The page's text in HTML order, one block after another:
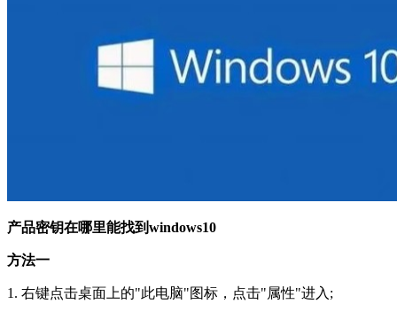
产品密钥在哪里能找到windows10
方法一
1. 右键点击桌面上的"此电脑"图标，点击"属性"进入;